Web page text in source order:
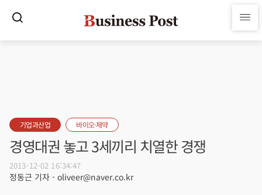
기업과산업 바이오·제약
경영대권 놓고 3세끼리 치열한 경쟁
2013-12-02 16:34:47
정동근 기자 - oliveer@naver.co.kr